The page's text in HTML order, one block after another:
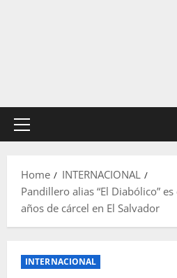
Primary
Home
INTERNACIONAL
Pandillero alias “El Diabólico”
años de cárcel en El Salvador
INTERNACIONAL